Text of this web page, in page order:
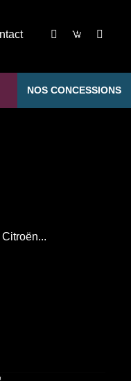
NOS CONCESSIONS